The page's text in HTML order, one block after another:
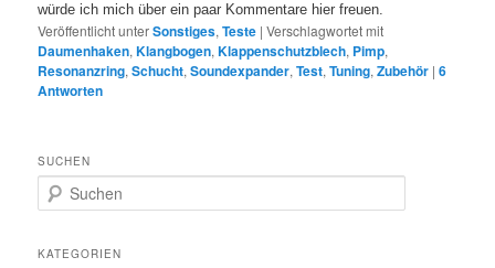
würde ich mich über ein paar Kommentare hier freuen.
Veröffentlicht unterSonstiges,Teste |Verschlagwortet mit
Daumenhaken,Klangbogen,Klappenschutzblech, Pimp,
Resonanzring,Schucht,Soundexpander,Test,Tuning,Zubehör |6
Antworten
SUCHEN
u
h
KATEGORIEN